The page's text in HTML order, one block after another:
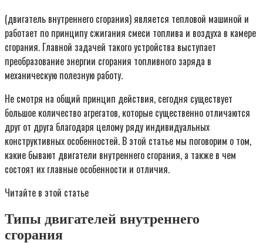
(двигатель внутреннего сгорания) является тепловой машиной и
работает по принципу сжигания смеси топлива и воздуха в камере
сгорания. Главной задачей такого устройства выступает
преобразование энергии сгорания топливного заряда в
механическую полезную работу.
Не смотря на общий принцип действия, сегодня существует
большое количество агрегатов, которые существенно отличаются
друг от друга благодаря целому ряду индивидуальных
конструктивных особенностей. В этой статье мы поговорим о том,
какие бывают двигатели внутреннего сгорания, а также в чем
состоят их главные особенности и отличия.
Читайте в этой статье
Типы двигателей внутреннего
сгорания